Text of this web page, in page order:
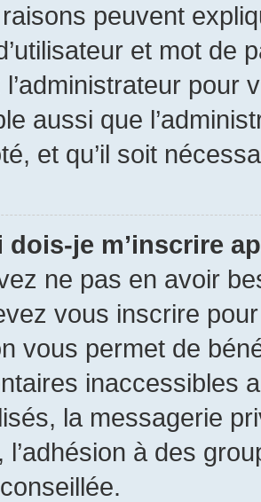
peuvent
et mot de
pour
aussi que
et qu’il soit
dois-je m’inscrire
ne pas en avoir
vous inscrire
vous permet de
inaccessibles
la messagerie
l’adhésion à des